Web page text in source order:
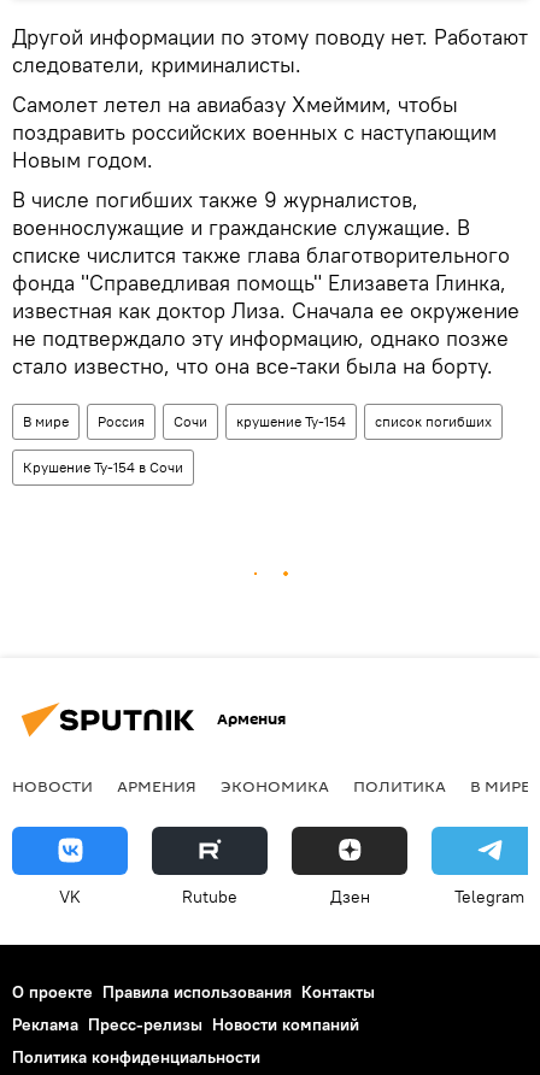
Другой информации по этому поводу нет. Работают
следователи, криминалисты.
Самолет летел на авиабазу Хмеймим, чтобы
поздравить российских военных с наступающим
Новым годом.
В числе погибших также 9 журналистов,
военнослужащие и гражданские служащие. В
списке числится также глава благотворительного
фонда "Справедливая помощь" Елизавета Глинка,
известная как доктор Лиза. Сначала ее окружение
не подтверждало эту информацию, однако позже
стало известно, что она все-таки была на борту.
В мире Россия Сочи крушение Ту-154 список погибших
Крушение Ту-154 в Сочи
Армения
НОВОСТИ АРМЕНИЯ ЭКОНОМИКА ПОЛИТИКА В МИРЕ
VK Rutube Дзен Telegram
О проекте Правила использования Контакты
Реклама Пресс-релизы Новости компаний
Политика конфиденциальности